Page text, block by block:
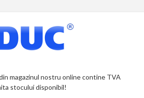
magazinul nostru online contine TVA
stocului disponibil!